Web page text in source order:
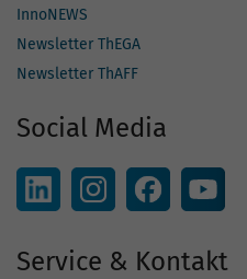
InnoNEWS
Newsletter ThEGA
Newsletter ThAFF
Social Media
Service & Kontakt